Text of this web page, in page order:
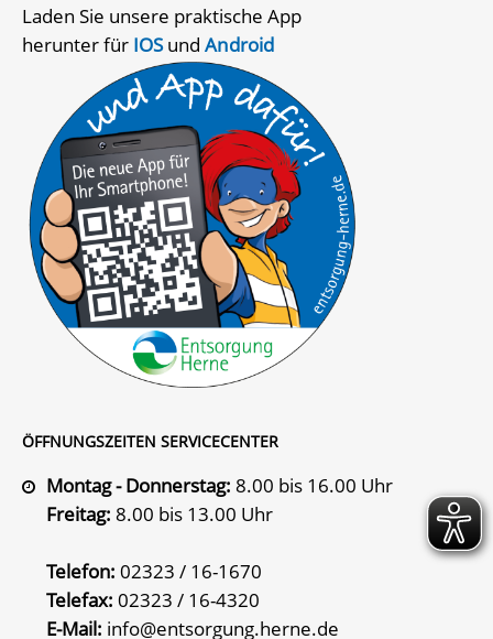
Laden Sie unsere praktische App
herunter für IOSundAndroid
ÖFFNUNGSZEITEN SERVICECENTER
Montag - Donnerstag: 8.00 bis 16.00 Uhr
Freitag: 8.00 bis 13.00 Uhr
Telefon: 02323 / 16-1670
Telefax: 02323 / 16-4320
E-Mail: info@entsorgung.herne.de